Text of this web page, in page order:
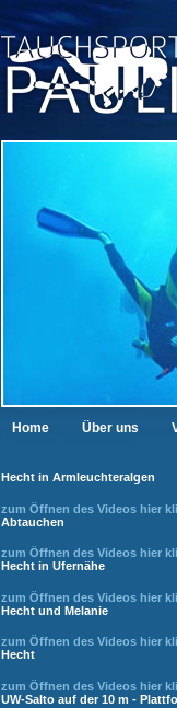
Home Über uns
Hecht in Armleuchteralgen
zum Öffnen des Videos hier
Abtauchen
zum Öffnen des Videos hier
Hecht in Ufernähe
zum Öffnen des Videos hier
Hecht und Melanie
zum Öffnen des Videos hier
Hecht
zum Öffnen des Videos hier
UW-Salto auf der 10 m -